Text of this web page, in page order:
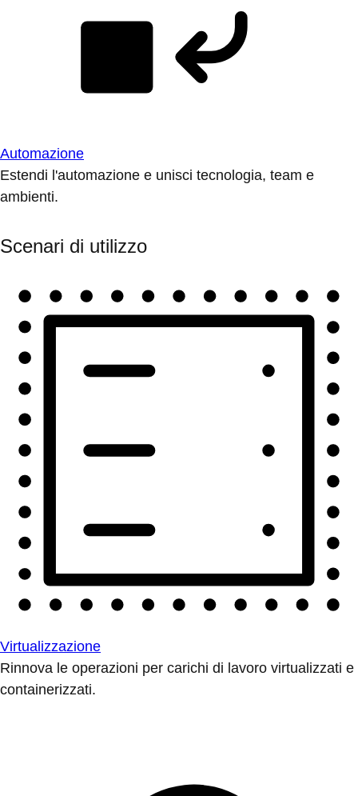
Automazione
Estendi l'automazione e unisci tecnologia, team e
ambienti.
Scenari di utilizzo
Virtualizzazione
Rinnova le operazioni per carichi di lavoro virtualizzati e
containerizzati.